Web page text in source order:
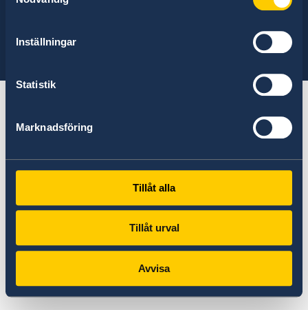
Inställningar
Statistik
Marknadsföring
Tillåt alla
Tillåt urval
Avvisa
Find the embassy you are looking for:
Select
embassy